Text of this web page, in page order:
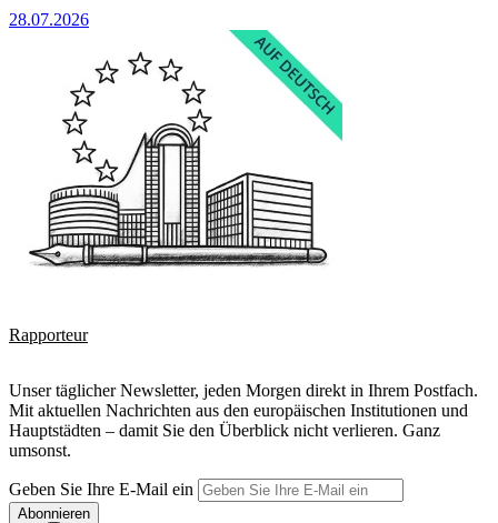
28.07.2026
Rapporteur
Unser täglicher Newsletter, jeden Morgen direkt in Ihrem Postfach.
Mit aktuellen Nachrichten aus den europäischen Institutionen und
Hauptstädten – damit Sie den Überblick nicht verlieren. Ganz
umsonst.
Geben Sie Ihre E-Mail ein
Abonnieren